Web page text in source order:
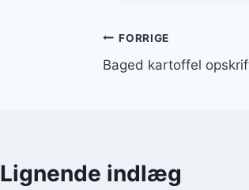
FORRIGE
Baged kartoffel
Lignende indlæg